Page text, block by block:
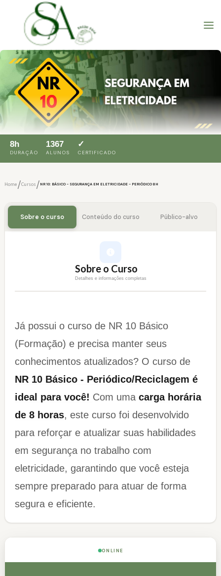
8h
DURAÇÃO
1367
ALUNOS
✓
CERTIFICADO
Home/Cursos/ NR 10: BÁSICO - SEGURANÇA EM ELETRICIDADE - PERIÓDICO 8H
Sobre o curso Conteúdo do curso Público-alvo
Sobre o Curso
Detalhes e informações completas
Já possui o curso de NR 10 Básico
(Formação) e precisa manter seus
conhecimentos atualizados? O curso de
NR 10 Básico - Periódico/Reciclagem é
ideal para você! Com uma carga horária
de 8 horas, este curso foi desenvolvido
para reforçar e atualizar suas habilidades
em segurança no trabalho com
eletricidade, garantindo que você esteja
sempre preparado para atuar de forma
segura e eficiente.
ONLINE